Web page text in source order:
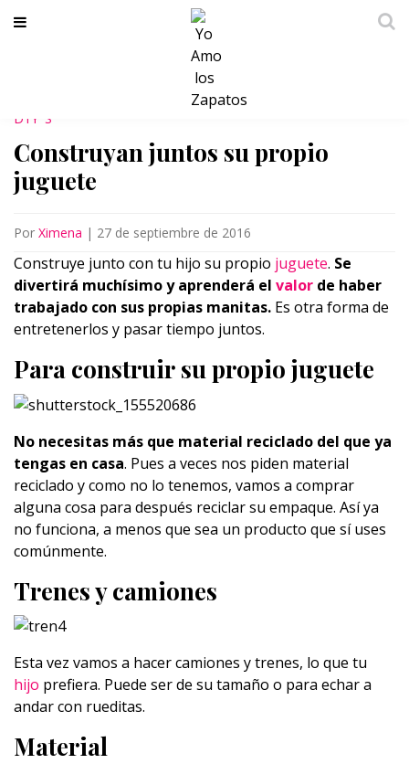
DIY'S
Construyan juntos su propio
juguete
Por Ximena | 27 de septiembre de 2016
Construye junto con tu hijo su propio juguete. Se
divertirá muchísimo y aprenderá el valor de haber
trabajado con sus propias manitas. Es otra forma de
entretenerlos y pasar tiempo juntos.
Para construir su propio juguete
No necesitas más que material reciclado del que ya
tengas en casa. Pues a veces nos piden material
reciclado y como no lo tenemos, vamos a comprar
alguna cosa para después reciclar su empaque. Así ya
no funciona, a menos que sea un producto que sí uses
comúnmente.
Trenes y camiones
Esta vez vamos a hacer camiones y trenes, lo que tu
hijo prefiera. Puede ser de su tamaño o para echar a
andar con rueditas.
Material